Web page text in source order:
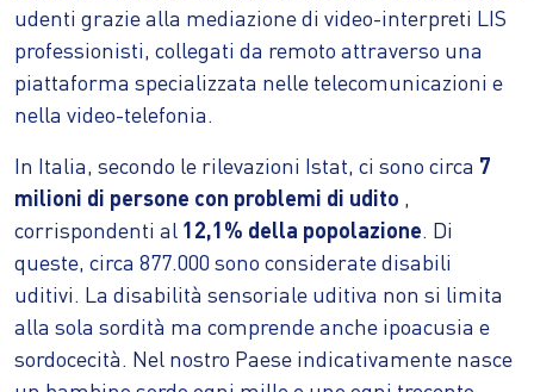
udenti grazie alla mediazione di video-interpreti LIS
professionisti, collegati da remoto attraverso una
piattaforma specializzata nelle telecomunicazioni e
nella video-telefonia.
In Italia, secondo le rilevazioni Istat, ci sono circa 7
milioni di persone con problemi di udito ,
corrispondenti al 12,1% della popolazione. Di
queste, circa 877.000 sono considerate disabili
uditivi. La disabilità sensoriale uditiva non si limita
alla sola sordità ma comprende anche ipoacusia e
sordocecità. Nel nostro Paese indicativamente nasce